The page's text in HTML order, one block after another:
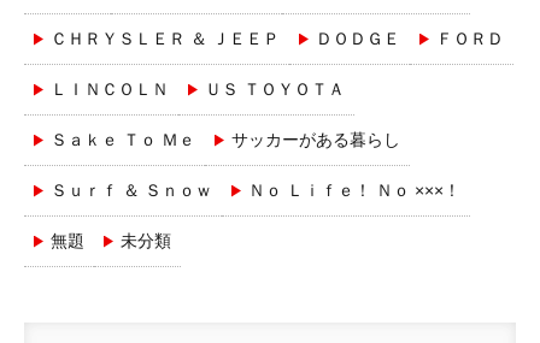
ＣＨＲＹＳＬＥＲ ＆ ＪＥＥＰ ＤＯＤＧＥ ＦＯＲＤ
ＬＩＮＣＯＬＮ ＵＳ ＴＯＹＯＴＡ
Ｓａｋｅ Ｔｏ Ｍｅ サッカーがある暮らし
Ｓｕｒｆ ＆ Ｓｎｏｗ Ｎｏ Ｌｉｆｅ！ Ｎｏ ×××！
無題 未分類